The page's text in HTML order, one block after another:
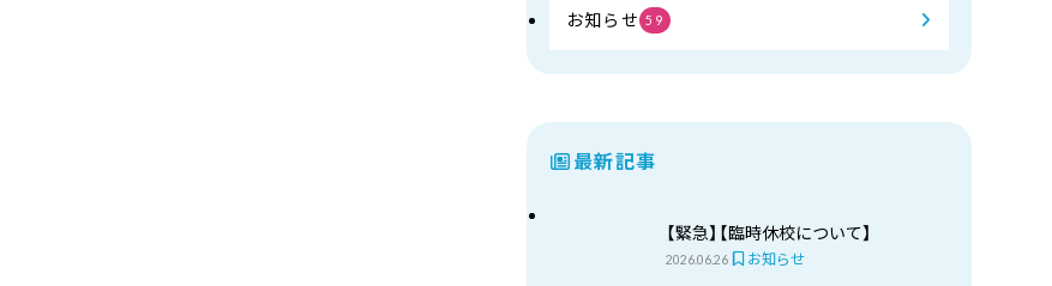
お知らせ 59
最新記事
【緊急】【臨時休校について】
2026.06.26 お知らせ